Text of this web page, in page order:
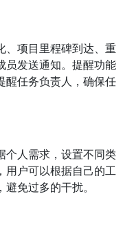
、项目里程碑到达、重
员发送通知。提醒功能
醒任务负责人，确保任
个人需求，设置不同类
用户可以根据自己的工
免过多的干扰。